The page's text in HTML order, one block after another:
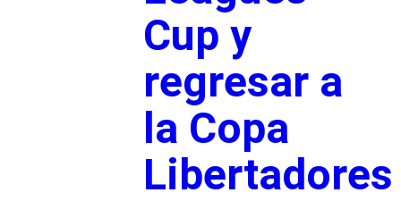
Cup y
regresar a
la Copa
Libertadores